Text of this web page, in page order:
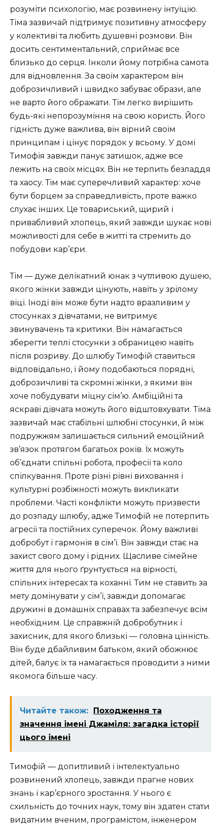
розуміти психологію, має розвинену інтуїцію.
Тіма зазвичай підтримує позитивну атмосферу
у колективі та любить душевні розмови. Він
досить сентиментальний, сприймає все
близько до серця. Інколи йому потрібна самота
для відновлення. За своїм характером він
доброзичливий і швидко забуває образи, але
не варто його ображати. Тім легко вирішить
будь-які непорозуміння на свою користь. Його
гідність дуже важлива, він вірний своїм
принципам і цінує порядок у всьому. У домі
Тимофія завжди панує затишок, адже все
лежить на своїх місцях. Він не терпить безладдя
та хаосу. Тім має суперечливий характер: хоче
бути борцем за справедливість, проте важко
слухає інших. Це товариський, щирий і
привабливий хлопець, який завжди шукає нові
можливості для себе в житті та стремить до
побудови кар’єри.
Тім — дуже делікатний юнак з чутливою душею,
якого жінки завжди цінують, навіть у зрілому
віці. Іноді він може бути надто вразливим у
стосунках з дівчатами, не витримує
звинувачень та критики. Він намагається
зберегти теплі стосунки з обраницею навіть
після розриву. До шлюбу Тимофій ставиться
відповідально, і йому подобаються порядні,
доброзичливі та скромні жінки, з якими він
хоче побудувати міцну сім’ю. Амбіційні та
яскраві дівчата можуть його відштовхувати. Тіма
зазвичай має стабільні шлюбні стосунки, й між
подружжям залишається сильний емоційний
зв’язок протягом багатьох років. Їх можуть
об’єднати спільні робота, професії та коло
спілкування. Проте різні рівні виховання і
культурні розбіжності можуть викликати
проблеми. Часті конфлікти можуть призвести
до розпаду шлюбу, адже Тимофій не потерпить
агресії та постійних суперечок. Йому важливі
добробут і гармонія в сім’ї. Він завжди стає на
захист свого дому і рідних. Щасливе сімейне
життя для нього ґрунтується на вірності,
спільних інтересах та коханні. Тим не ставить за
мету домінувати у сім’ї, завжди допомагає
дружині в домашніх справах та забезпечує всім
необхідним. Це справжній добробутник і
захисник, для якого близькі — головна цінність.
Він буде дбайливим батьком, який обожнює
дітей, балує їх та намагається проводити з ними
якомога більше часу.
Читайте також:
Походження та
значення імені Джаміля: загадка історії
цього імені
Тимофій — допитливий і інтелектуально
розвинений хлопець, завжди прагне нових
знань і кар’єрного зростання. У нього є
схильність до точних наук, тому він здатен стати
видатним вченим, програмістом, інженером